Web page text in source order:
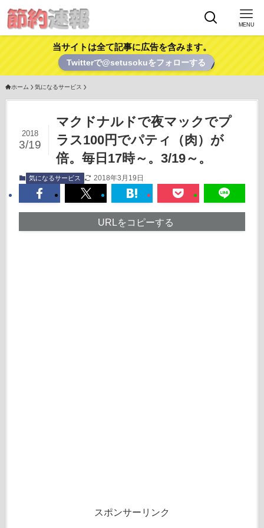
MENU
当サイトは全て記事に広告を含みます。
Twitterで@setusokuをフォローする
ホーム 気になるサービス
マクドナルドで夜マックでプ
ラス100円でパティ（肉）が
倍。毎日17時～。3/19～。
2018
3/19
気になるサービス 2018年3月19日
URLをコピーする
スポンサーリンク